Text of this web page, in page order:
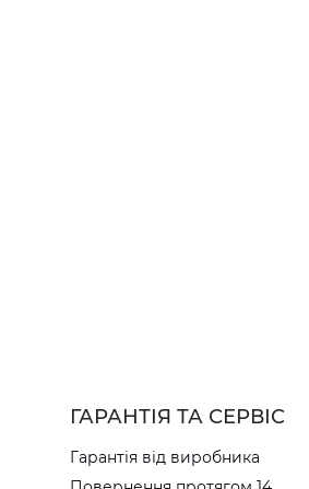
ГАРАНТІЯ ТА СЕРВІС
Гарантія від виробника